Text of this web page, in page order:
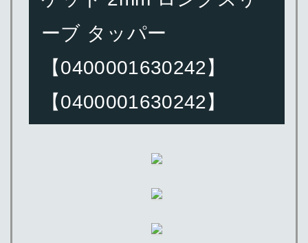
ーブ タッパー
【0400001630242】
【0400001630242】